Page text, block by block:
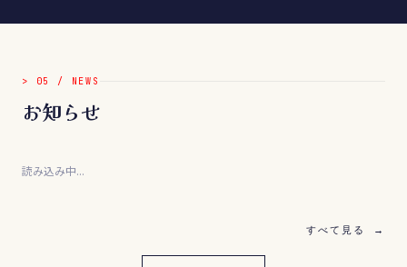
> 05 / NEWS
お知らせ
読み込み中...
すべて見る →